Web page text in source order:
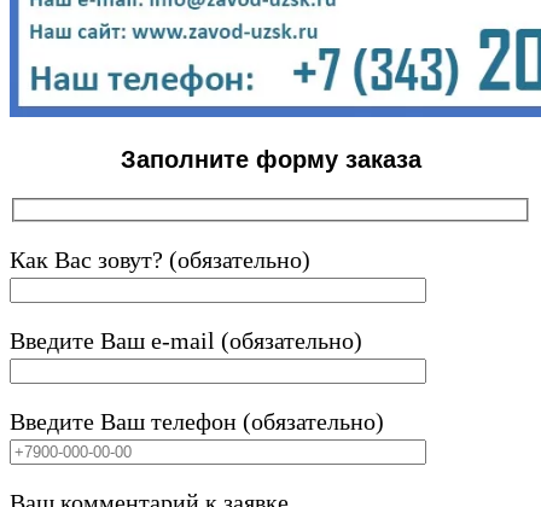
Заполните форму заказа
Как Вас зовут? (обязательно)
Введите Ваш e-mail (обязательно)
Введите Ваш телефон (обязательно)
Ваш комментарий к заявке